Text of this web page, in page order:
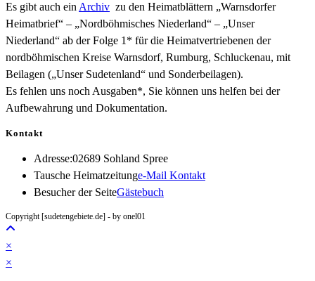
Es gibt auch ein Archiv zu den Heimatblättern „Warnsdorfer
Heimatbrief“ – „Nordböhmisches Niederland“ – „Unser
Niederland“ ab der Folge 1* für die Heimatvertriebenen der
nordböhmischen Kreise Warnsdorf, Rumburg, Schluckenau, mit
Beilagen („Unser Sudetenland“ und Sonderbeilagen).
Es fehlen uns noch Ausgaben*, Sie können uns helfen bei der
Aufbewahrung und Dokumentation.
Kontakt
Adresse:02689 Sohland Spree
Tausche Heimatzeitunge-Mail KontaktOpens
Besucher der SeiteGästebuch
Copyright [sudetengebiete.de] - by onel01
×
×